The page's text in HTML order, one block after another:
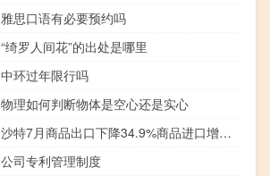
雅思口语有必要预约吗
“绮罗人间花”的出处是哪里
中环过年限行吗
物理如何判断物体是空心还是实心
沙特7月商品出口下降34.9%商品进口增长19.7
公司专利管理制度